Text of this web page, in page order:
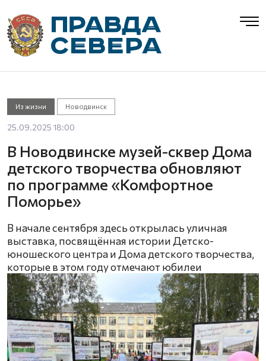
Из жизни Новодвинск
25.09.2025 18:00
В Новодвинске музей-сквер Дома
детского творчества обновляют
по программе «Комфортное
Поморье»
В начале сентября здесь открылась уличная
выставка, посвящённая истории Детско-
юношеского центра и Дома детского творчества,
которые в этом году отмечают юбилеи